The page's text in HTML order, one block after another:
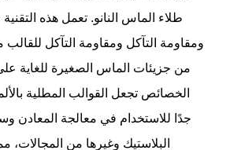
طلاء الماس النانو. تعمل هذه
ومقاومة التآكل ومقاومة التآكل
من جزيئات الماس الصغيرة للغاية
الخصائص تجعل القوالب المطلية
جدًا للاستخدام في معالجة المعادن
البلاستيك وغيرها من المجالات،